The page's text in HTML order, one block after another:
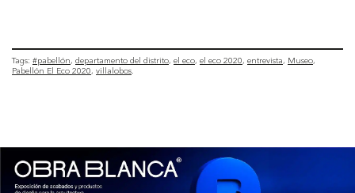
Tags: #pabellón departamento del distrito el eco el eco 2020 entrevista
Museo
Pabellón El Eco 2020 villalobos